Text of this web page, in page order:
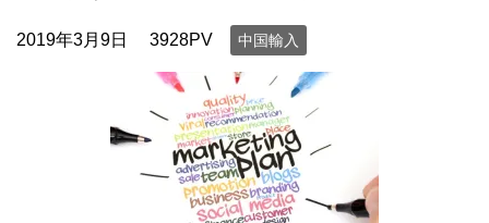
2019年3月9日 3928PV 中国輸入